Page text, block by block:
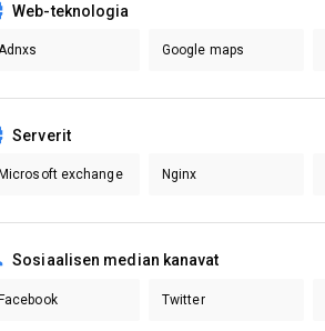
Web-teknologia
Google maps
Serverit
exchange Nginx
Sosiaalisen median kanavat
Twitter